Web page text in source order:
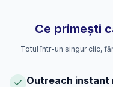
Ce primești
Totul într-un singur clic,
Outreach instant